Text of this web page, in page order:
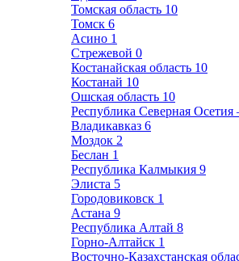
Томская область 10
Томск 6
Асино 1
Стрежевой 0
Костанайская область 10
Костанай 10
Ошская область 10
Республика Северная
Владикавказ 6
Моздок 2
Беслан 1
Республика Калмыкия 9
Элиста 5
Городовиковск 1
Астана 9
Республика Алтай 8
Горно-Алтайск 1
Восточно-Казахстанская